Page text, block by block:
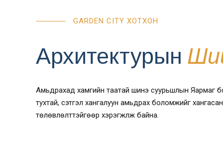
GARDEN CITY ХОТХОН
Архитектурын
Амьдрахад хамгийн таатай шинэ суурьшлын Яармаг
тухтай, сэтгэл хангалуун амьдрах боломжийг хангасан
төлөвлөлттэйгөөр хэрэгжүүлж байна.